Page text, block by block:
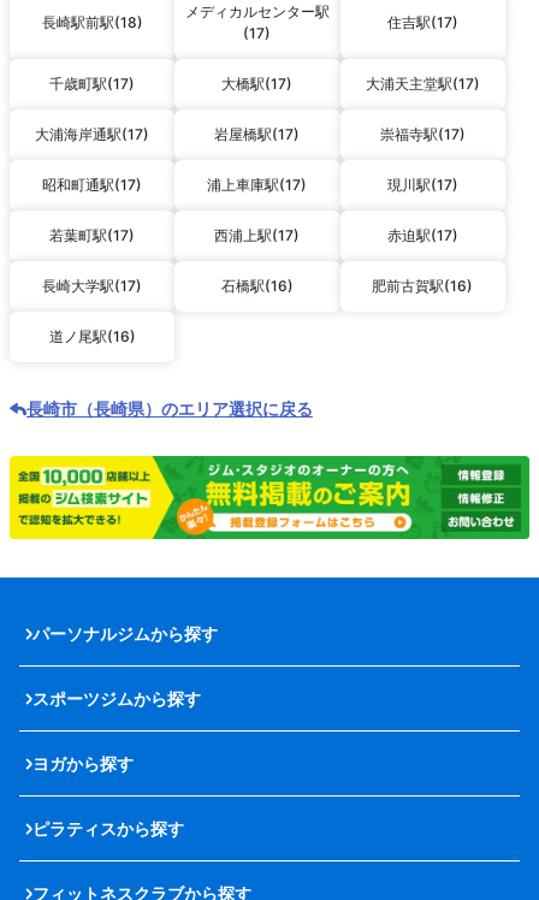
長崎駅前駅(18)
メディカルセンター駅
(17)
住吉駅(17)
千歳町駅(17) 大橋駅(17) 大浦天主堂駅(17)
大浦海岸通駅(17) 岩屋橋駅(17) 崇福寺駅(17)
昭和町通駅(17) 浦上車庫駅(17) 現川駅(17)
若葉町駅(17) 西浦上駅(17) 赤迫駅(17)
長崎大学駅(17) 石橋駅(16) 肥前古賀駅(16)
道ノ尾駅(16)
長崎市（長崎県）のエリア選択に戻る
パーソナルジムから探す
スポーツジムから探す
ヨガから探す
ピラティスから探す
フィットネスクラブから探す